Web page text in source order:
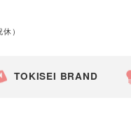
）
TOKISEI BRAND